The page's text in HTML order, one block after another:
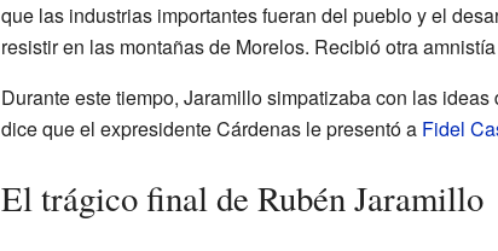
que las industrias importantes fueran del pueblo y el
resistir en las montañas de Morelos. Recibió otra
Durante este tiempo, Jaramillo simpatizaba con las ideas
dice que el expresidente Cárdenas le presentó a Fidel
El trágico final de Rubén Jaramillo